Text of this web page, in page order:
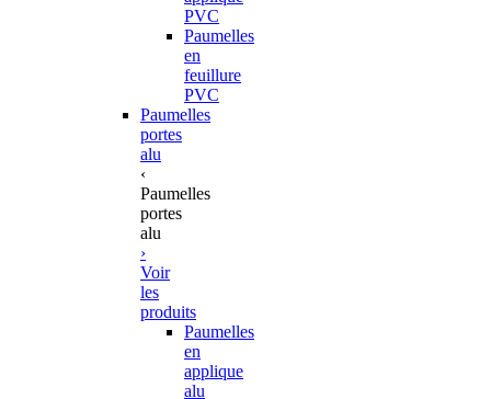
PVC
Paumelles
en
feuillure
PVC
Paumelles
portes
alu
‹
Paumelles
portes
alu
›
Voir
les
produits
Paumelles
en
applique
alu